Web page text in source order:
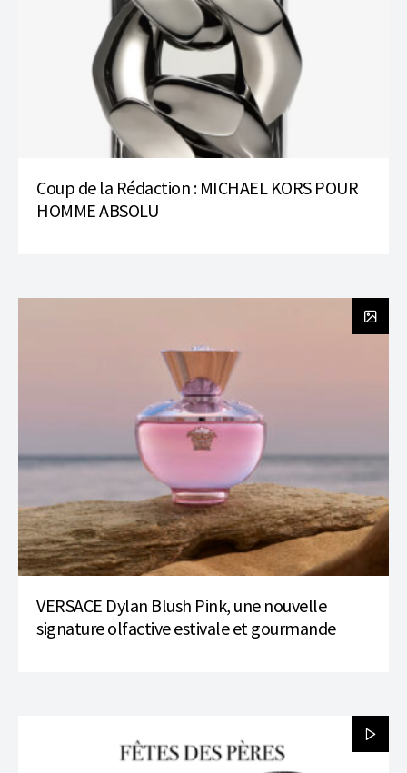
Coup de la Rédaction : MICHAEL KORS POUR
HOMME ABSOLU
VERSACE Dylan Blush Pink, une nouvelle
signature olfactive estivale et gourmande